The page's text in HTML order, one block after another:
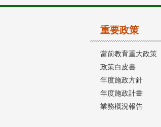
重要政策
當前教育重大政策
政策白皮書
年度施政方針
年度施政計畫
業務概況報告